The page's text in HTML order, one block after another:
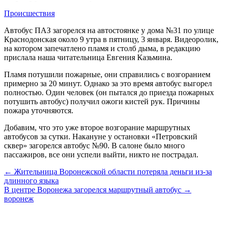
Происшествия
Автобус ПАЗ загорелся на автостоянке у дома №31 по улице
Краснодонская около 9 утра в пятницу, 3 января. Видеоролик,
на котором запечатлено пламя и столб дыма, в редакцию
прислала наша читательница Евгения Казьмина.
Пламя потушили пожарные, они справились с возгоранием
примерно за 20 минут. Однако за это время автобус выгорел
полностью. Один человек (он пытался до приезда пожарных
потушить автобус) получил ожоги кистей рук. Причины
пожара уточняются.
Добавим, что это уже второе возгорание маршрутных
автобусов за сутки. Накануне у остановки «Петровский
сквер» загорелся автобус №90. В салоне было много
пассажиров, все они успели выйти, никто не пострадал.
← Жительница Воронежской области потеряла деньги из-за
длинного языка
В центре Воронежа загорелся маршрутный автобус →
воронеж